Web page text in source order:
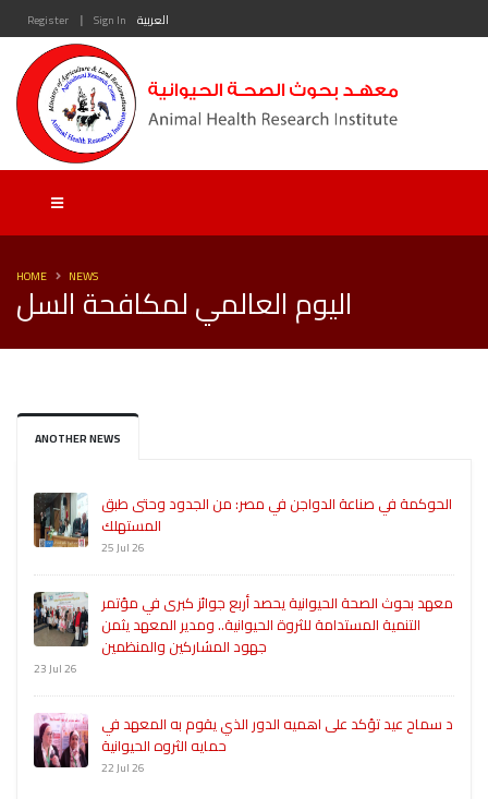
Register | Sign In العربية
اليوم العالمي لمكافحة السل
HOME NEWS
ANOTHER NEWS
الحوكمة في صناعة الدواجن في مصر: من الجدود وحتى طبق
المستهلك
25 Jul 26
معهد بحوث الصحة الحيوانية يحصد أربع جوائز كبرى في مؤتمر
التنمية المستدامة للثروة الحيوانية.. ومدير المعهد يثمن
جهود المشاركين والمنظمين
23 Jul 26
د سماح عيد تؤكد على اهميه الدور الذي يقوم به المعهد في
حمايه الثروه الحيوانية
22 Jul 26